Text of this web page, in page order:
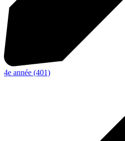
4e année (401)